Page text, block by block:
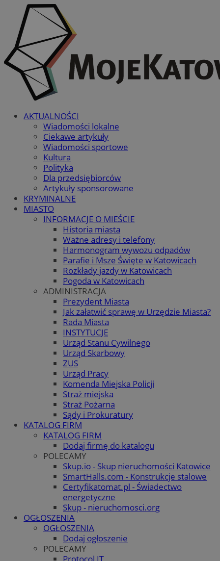
AKTUALNOŚCI
Wiadomości lokalne
Ciekawe artykuły
Wiadomości sportowe
Kultura
Polityka
Dla przedsiębiorców
Artykuły sponsorowane
KRYMINALNE
MIASTO
INFORMACJE O MIEŚCIE
Historia miasta
Ważne adresy i telefony
Harmonogram wywozu odpadów
Parafie i Msze Święte w Katowicach
Rozkłady jazdy w Katowicach
Pogoda w Katowicach
ADMINISTRACJA
Prezydent Miasta
Jak załatwić sprawę w Urzędzie Miasta?
Rada Miasta
INSTYTUCJE
Urząd Stanu Cywilnego
Urząd Skarbowy
ZUS
Urząd Pracy
Komenda Miejska Policji
Straż miejska
Straż Pożarna
Sądy i Prokuratury
KATALOG FIRM
KATALOG FIRM
Dodaj firmę do katalogu
POLECAMY
Skup.io - Skup nieruchomości Katowice
SmartHalls.com - Konstrukcje stalowe
Certyfikatomat.pl - Świadectwo
energetyczne
Skup - nieruchomosci.org
OGŁOSZENIA
OGŁOSZENIA
Dodaj ogłoszenie
POLECAMY